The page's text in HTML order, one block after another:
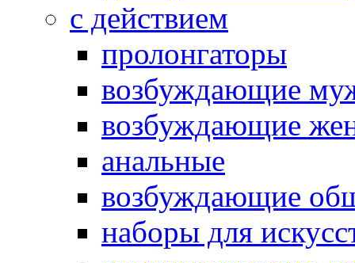
с действием
пролонгаторы
возбуждающие
возбуждающие
анальные
возбуждающие
наборы для